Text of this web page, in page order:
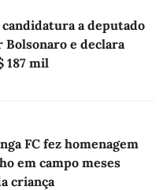
a deputado
Bolsonaro e declara
187 mil
FC fez homenagem
em campo meses
criança